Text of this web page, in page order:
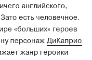
английского,
есть человечное.
«больших» героев
персонажДиКаприо
жанр героики